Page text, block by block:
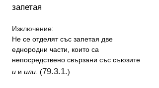
запетая
Изключение:
Не се отделят със запетая две
еднородни части, които са
непосредствено свързани със съюзите
и и или . (79.3.1.)